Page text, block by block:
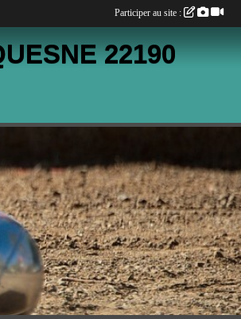
22190
Participer au site :